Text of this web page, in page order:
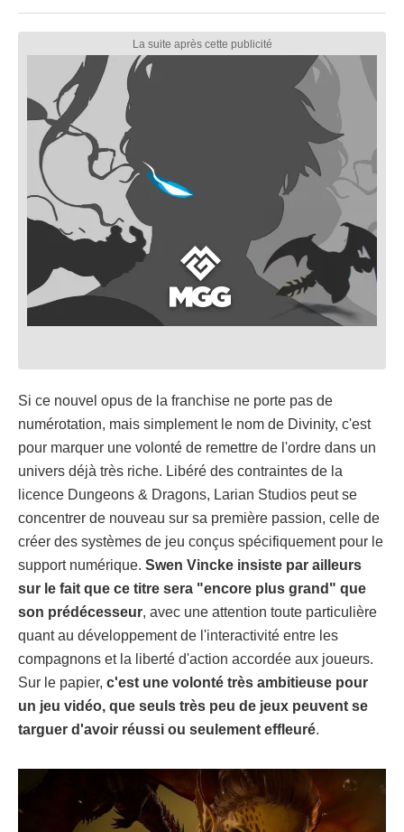
Si ce nouvel opus de la franchise ne porte pas de
numérotation, mais simplement le nom de Divinity, c'est
pour marquer une volonté de remettre de l'ordre dans un
univers déjà très riche. Libéré des contraintes de la
licence Dungeons & Dragons, Larian Studios peut se
concentrer de nouveau sur sa première passion, celle de
créer des systèmes de jeu conçus spécifiquement pour le
support numérique. Swen Vincke insiste par ailleurs
sur le fait que ce titre sera "encore plus grand" que
son prédécesseur, avec une attention toute particulière
quant au développement de l'interactivité entre les
compagnons et la liberté d'action accordée aux joueurs.
Sur le papier, c'est une volonté très ambitieuse pour
un jeu vidéo, que seuls très peu de jeux peuvent se
targuer d'avoir réussi ou seulement effleuré.